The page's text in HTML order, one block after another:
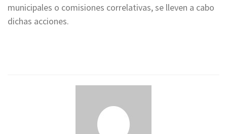
municipales o comisiones correlativas, se lleven a cabo
dichas acciones.